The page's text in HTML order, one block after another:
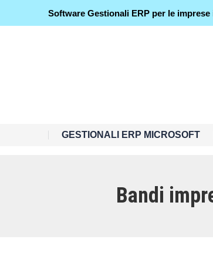
Software Gestionali ERP per le imprese
GESTIONALI ERP MICROSOFT
Bandi